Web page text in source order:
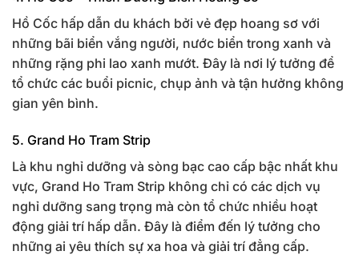
Hồ Cốc hấp dẫn du khách bởi vẻ đẹp hoang sơ với
những bãi biển vắng người, nước biển trong xanh và
những rặng phi lao xanh mướt. Đây là nơi lý tưởng để
tổ chức các buổi picnic, chụp ảnh và tận hưởng không
gian yên bình.
5. Grand Ho Tram Strip
Là khu nghỉ dưỡng và sòng bạc cao cấp bậc nhất khu
vực, Grand Ho Tram Strip không chỉ có các dịch vụ
nghỉ dưỡng sang trọng mà còn tổ chức nhiều hoạt
động giải trí hấp dẫn. Đây là điểm đến lý tưởng cho
những ai yêu thích sự xa hoa và giải trí đẳng cấp.